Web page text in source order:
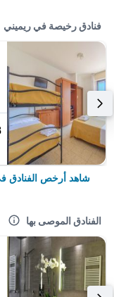
فنادق رخيصة في ريميني
شاهد أرخص الفنادق
الفنادق الموصى بها